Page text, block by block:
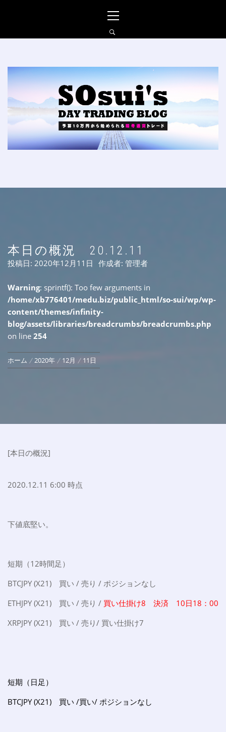
イ
ン
ュ
ー
SO_SUIの仮想通貨FXブ
ログ
本日の概況 20.12.11
投稿日: 2020年12月11日 作成者: 管理者
Warning: sprintf(): Too few arguments in
/home/xb776401/medu.biz/public_html/so-sui/wp/wp-
content/themes/infinity-
blog/assets/libraries/breadcrumbs/breadcrumbs.php
on line 254
ホーム 2020年 12月 11日
[本日の概況]
2020.12.11 6:00 時点
下値底堅い。
短期（12時間足）
BTCJPY (X21) 買い / 売り / ポジションなし
ETHJPY (X21) 買い / 売り / 買い仕掛け8 決済 10日18：00
XRPJPY (X21) 買い / 売り/ 買い仕掛け7
短期（日足）
BTCJPY (X21) 買い /買い/ ポジションなし